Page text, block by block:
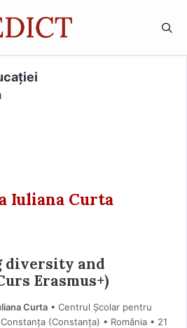
Iuliana Curta
diversity and
Erasmus+)
Curta• Centrul Școlar pentru
(Constanţa) • România
21